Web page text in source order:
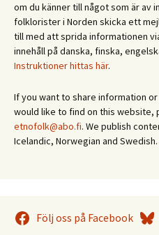
om du känner till något som är av
folklorister i Norden skicka ett
till med att sprida informationen
innehåll på danska, finska,
Instruktioner hittas här.
If you want to share information
would like to find on this website,
etnofolk@abo.fi. We publish
Icelandic, Norwegian and Swedish.
Följ oss på Facebook